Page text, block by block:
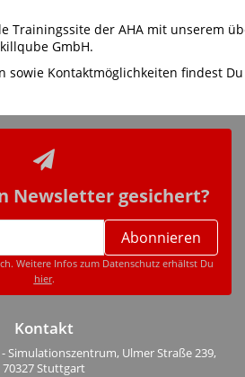
Trainingssite der AHA mit unserem
GmbH.
sowie Kontaktmöglichkeiten findest
Newsletter gesichert?
Abonnieren
Weitere Infos zum Datenschutz erhältst Du
hier.
Kontakt
Simulationszentrum, Ulmer Straße 239,
70327 Stuttgart